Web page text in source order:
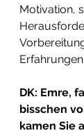
Motivation,
DK: Emre,
bisschen
kamen Sie